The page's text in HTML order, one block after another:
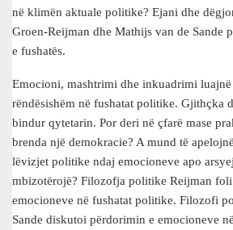
në klimën aktuale politike? Ejani dhe
Groen-Reijman dhe Mathijs van de Sande
e fushatës.
Emocioni, mashtrimi dhe inkuadrimi
rëndësishëm në fushatat politike. Gjithçka
bindur qytetarin. Por deri në çfarë mase
brenda një demokracie? A mund të
lëvizjet politike ndaj emocioneve apo
mbizotërojë? Filozofja politike Reijman
emocioneve në fushatat politike. Filozofi
Sande diskutoi përdorimin e emocioneve